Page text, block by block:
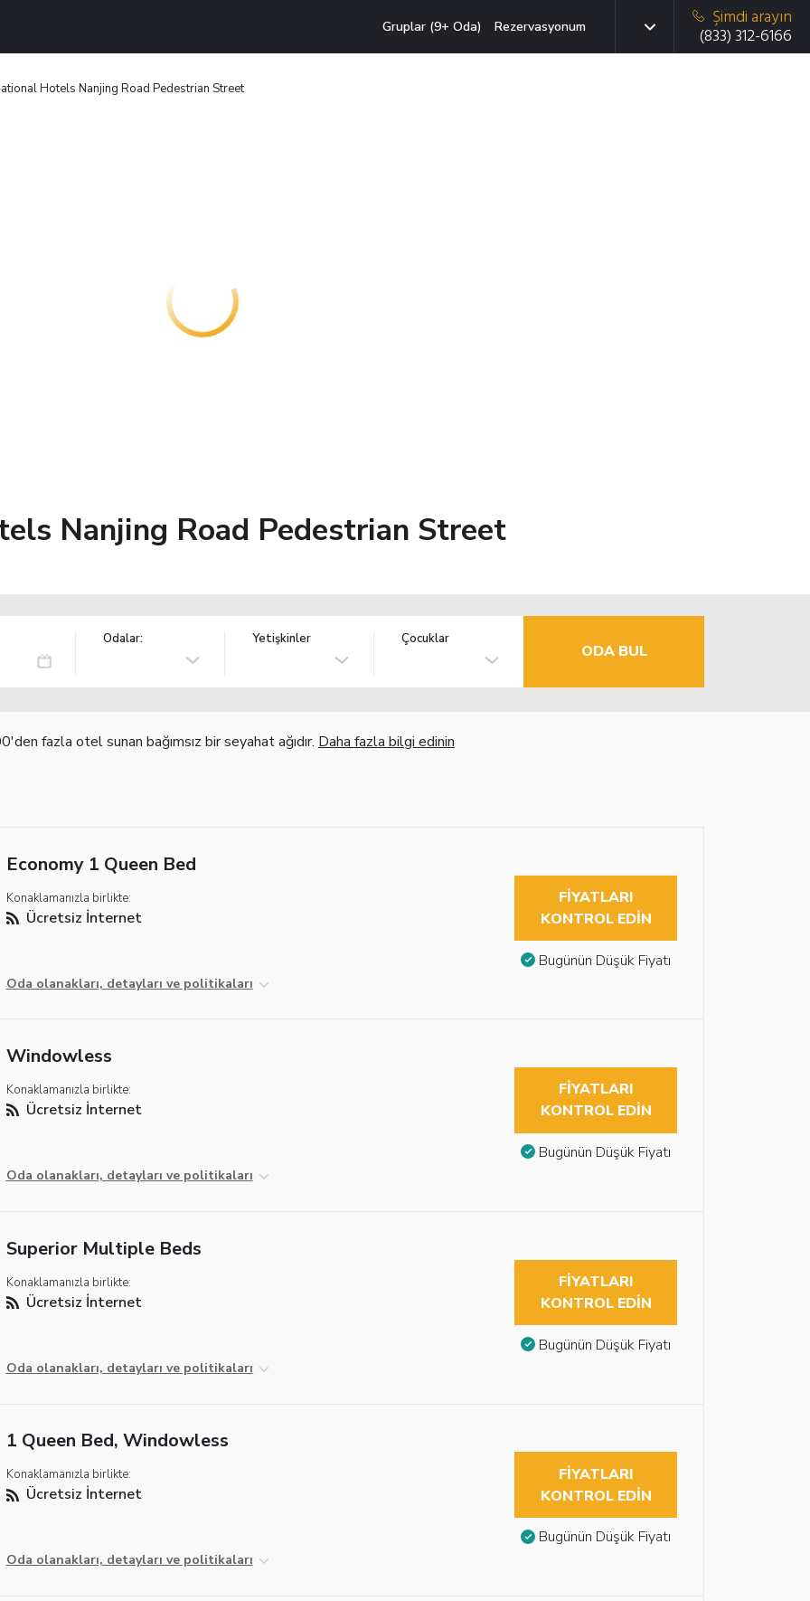
Gruplar (9+ Oda) Rezervasyonum
Şimdi arayın
(833) 312-6166
Hotels Nanjing Road Pedestrian Street
Nanjing Road Pedestrian Street
Odalar: Yetişkinler Çocuklar
ODA BUL
fazla otel sunan bağımsız bir seyahat ağıdır. Daha fazla bilgi edinin
Economy 1 Queen Bed
Konaklamanızla birlikte:
Ücretsiz İnternet
Oda olanakları, detayları ve politikaları
FIYATLARI
KONTROL EDIN
Bugünün Düşük Fiyatı
Windowless
Konaklamanızla birlikte:
Ücretsiz İnternet
Oda olanakları, detayları ve politikaları
FIYATLARI
KONTROL EDIN
Bugünün Düşük Fiyatı
Superior Multiple Beds
Konaklamanızla birlikte:
Ücretsiz İnternet
Oda olanakları, detayları ve politikaları
FIYATLARI
KONTROL EDIN
Bugünün Düşük Fiyatı
1 Queen Bed, Windowless
Konaklamanızla birlikte:
Ücretsiz İnternet
Oda olanakları, detayları ve politikaları
FIYATLARI
KONTROL EDIN
Bugünün Düşük Fiyatı